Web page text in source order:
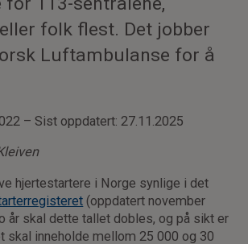
folk flest. Det jobber
Luftambulanse for å
– Sist oppdatert: 27.11.2025
hjertestartere i Norge synlige i det
(oppdatert november
år skal dette tallet dobles, og på sikt er
skal inneholde mellom 25 000 og 30